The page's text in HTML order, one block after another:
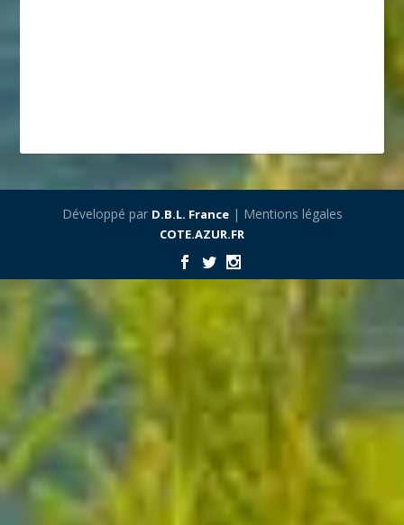
Développé par D.B.L. France| Mentions légales
COTE.AZUR.FR